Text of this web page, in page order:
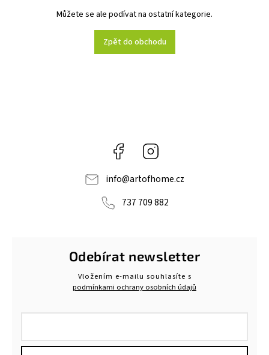
Můžete se ale podívat na ostatní kategorie.
Zpět do obchodu
Facebook
info@artofhome.cz
737 709 882
Odebírat newsletter
Vložením e-mailu souhlasíte s
podmínkami ochrany osobních údajů